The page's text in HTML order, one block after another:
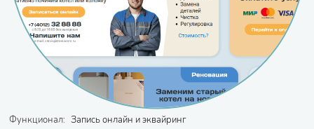
Функционал: Запись онлайн и эквайринг